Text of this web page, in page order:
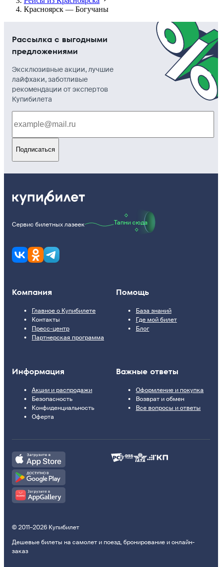
Красноярск — Богучаны
Рассылка с выгодными
предложениями
Эксклюзивные акции, лучшие
лайфхаки, заботливые
рекомендации от экспертов
Купибилета
Подписаться
Сервис билетных лазеек Тапни сюда
Компания
Главное о Купибилете
Контакты
Пресс-центр
Партнерская программа
Помощь
База знаний
Где мой билет
Блог
Информация
Акции и распродажи
Безопасность
Конфиденциальность
Оферта
Важные ответы
Оформление и покупка
Возврат и обмен
Все вопросы и ответы
© 2011–2026 Купибилет
Дешевые билеты на самолет и поезд, бронирование и онлайн-
заказ